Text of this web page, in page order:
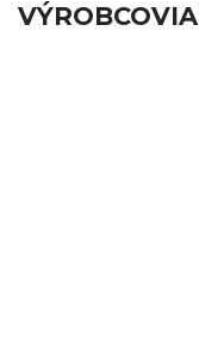
VÝROBCOVIA